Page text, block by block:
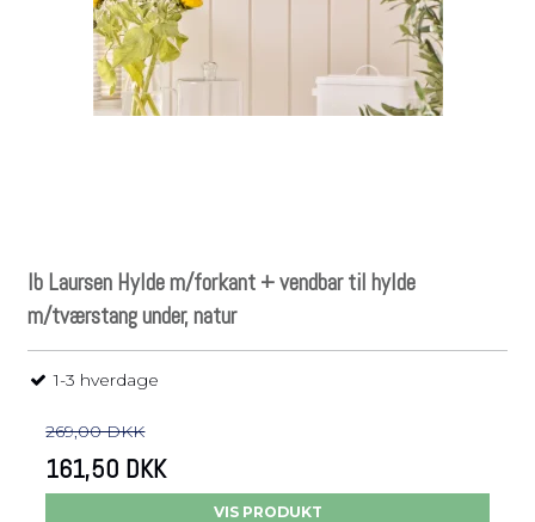
Ib Laursen Hylde m/forkant + vendbar til hylde
m/tværstang under, natur
1-3 hverdage
269,00 DKK
161,50 DKK
VIS PRODUKT